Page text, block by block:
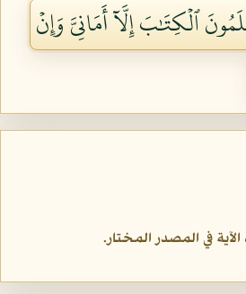
ٱلۡكِتَٰبَ إِلَّآ أَمَانِيَّ وَإِنۡ
في المصدر المختار.